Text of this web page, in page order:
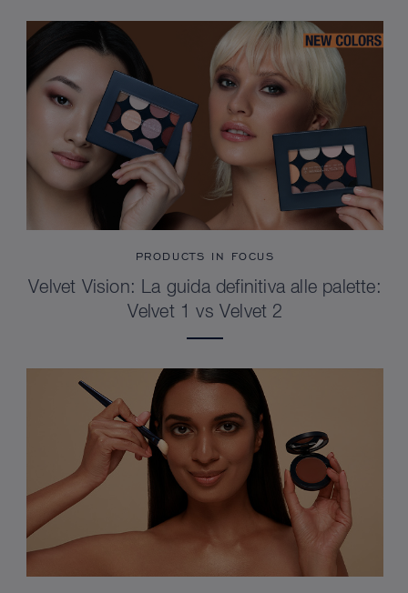
PRODUCTS IN FOCUS
Velvet Vision: La guida definitiva alle palette:
Velvet 1 vs Velvet 2